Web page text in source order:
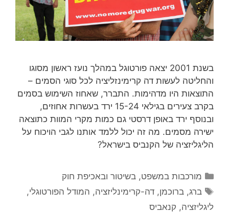
בשנת 2001 יצאה פורטוגל במהלך נועז ראשון מסוגו
והחליטה לעשות דה קרימינזליציה לכל סוגי הסמים –
התוצאות היו מדהימות. התברר, שאחוז השימוש בסמים
בקרב צעירים בגילאי 15-24 ירד בעשרות אחוזים,
ובנוסף ירד באופן דרסטי גם כמות מקרי המוות כתוצאה
ישירה מסמים. מה זה יכול ללמד אותנו לגבי הויכוח על
הליגליזציה של הקנביס בישראל?
קטגוריות
מורכבות במשפט, בשיטור ובאכיפת חוק
תגיות
ברג,ברוכמן,דה-קרימינליזציה, המודל הפורטוגלי,
ליגליזציה, קנאביס